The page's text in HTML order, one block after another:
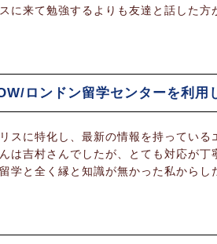
に来て勉強するよりも友達と話した方
ロンドン留学センターを利用
スに特化し、最新の情報を持ってい
は吉村さんでしたが、とても対応が
学と全く縁と知識が無かった私からし